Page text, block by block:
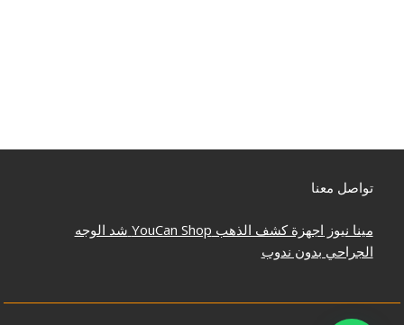
تواصل معنا
مينا نيوز اجهزة كشف الذهب YouCan Shop شد الوجه
الجراحي بدون ندوب